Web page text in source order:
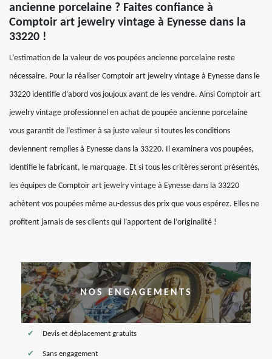
ancienne porcelaine ? Faites confiance à
Comptoir art jewelry vintage à Eynesse dans la
33220 !
L’estimation de la valeur de vos poupées ancienne porcelaine reste
nécessaire. Pour la réaliser Comptoir art jewelry vintage à Eynesse dans le
33220 identifie d’abord vos joujoux avant de les vendre. Ainsi Comptoir art
jewelry vintage professionnel en achat de poupée ancienne porcelaine
vous garantit de l’estimer à sa juste valeur si toutes les conditions
deviennent remplies à Eynesse dans la 33220. Il examinera vos poupées,
identifie le fabricant, le marquage. Et si tous les critères seront présentés,
les équipes de Comptoir art jewelry vintage à Eynesse dans la 33220
achètent vos poupées même au-dessus des prix que vous espérez. Elles ne
profitent jamais de ses clients qui l’apportent de l’originalité !
NOS ENGAGEMENTS
Devis et déplacement gratuits
Sans engagement